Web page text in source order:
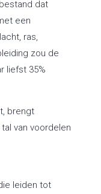
dat
een
ras,
zou de
liefst 35%
brengt
van voordelen
leiden tot